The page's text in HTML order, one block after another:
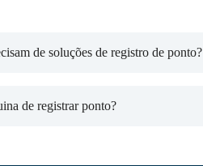
de soluções de registro de ponto?
de registrar ponto?